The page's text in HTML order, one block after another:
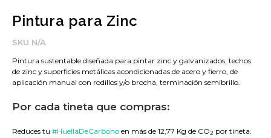
Pintura para Zinc
SKU N/A
Pintura sustentable diseñada para pintar zinc y galvanizados, techos
de zinc y superficies metálicas acondicionadas de acero y fierro, de
aplicación manual con rodillos y/o brocha, terminación semibrillo.
Por cada tineta que compras:
Reduces tu #HuellaDeCarbono en más de 12,77 Kg de CO2 por tineta.